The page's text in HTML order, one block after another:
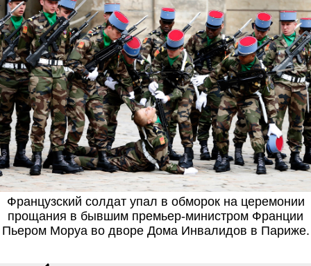
Французский солдат упал в обморок на церемонии
прощания в бывшим премьер-министром Франции
Пьером Моруа во дворе Дома Инвалидов в Париже.